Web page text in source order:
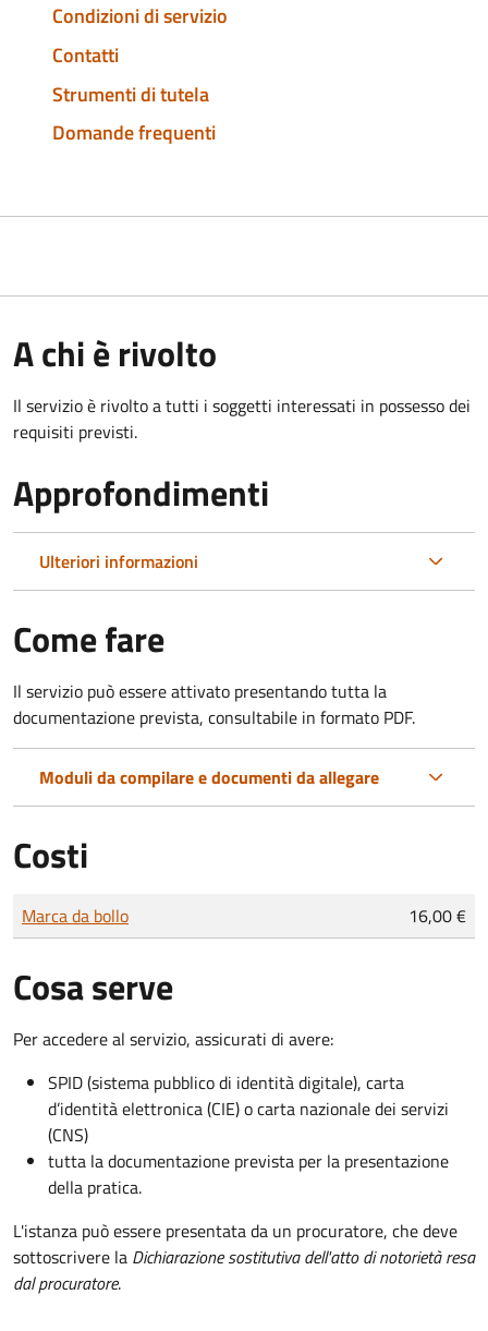
Condizioni di servizio
Contatti
Strumenti di tutela
Domande frequenti
A chi è rivolto
Il servizio è rivolto a tutti i soggetti interessati in possesso dei
requisiti previsti.
Approfondimenti
Ulteriori informazioni
Come fare
Il servizio può essere attivato presentando tutta la
documentazione prevista, consultabile in formato PDF.
Moduli da compilare e documenti da allegare
Costi
Tipo di pagamento
Importo
Marca da bollo 16,00 €
Cosa serve
Per accedere al servizio, assicurati di avere:
SPID (sistema pubblico di identità digitale), carta
d’identità elettronica (CIE) o carta nazionale dei servizi
(CNS)
tutta la documentazione prevista per la presentazione
della pratica.
L'istanza può essere presentata da un procuratore, che deve
sottoscrivere la Dichiarazione sostitutiva dell'atto di notorietà resa
dal procuratore.